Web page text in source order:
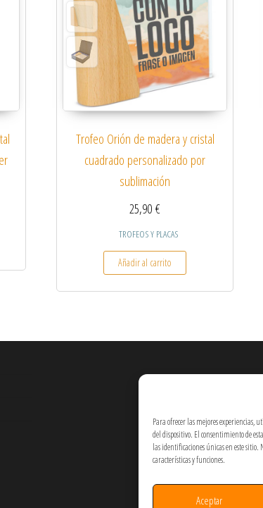
Para ofrecer las mejores experiencias,
del dispositivo. El consentimiento de
las identificaciones únicas en este
características y funciones.
Aceptar
Trofeo Orión de madera y cristal
cuadrado personalizado por
sublimación
25,90€
TROFEOS Y PLACAS
Añadir al carrito